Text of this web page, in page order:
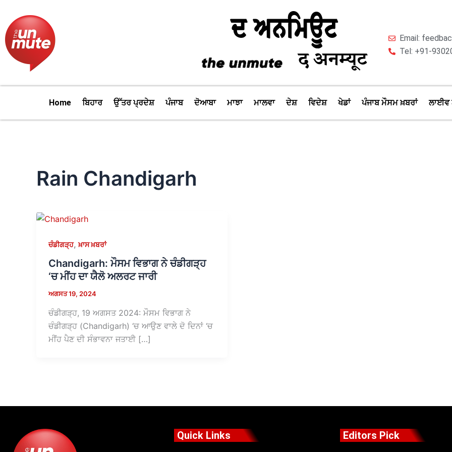
content
Email:
Tel: +91-
Home ਬਿਹਾਰ ਉੱਤਰ ਪ੍ਰਦੇਸ਼ ਪੰਜਾਬ ਦੋਆਬਾ ਮਾਝਾ ਮਾਲਵਾ ਦੇਸ਼ ਵਿਦੇਸ਼ ਖੇਡਾਂ ਪੰਜਾਬ ਮੌਸਮ ਖ਼ਬਰਾਂ ਲਾਈਵ
Rain Chandigarh
ਚੰਡੀਗੜ੍ਹ,ਖ਼ਾਸ ਖ਼ਬਰਾਂ
Chandigarh: ਮੌਸਮ ਵਿਭਾਗ ਨੇ ਚੰਡੀਗੜ੍ਹ
‘ਚ ਮੀਂਹ ਦਾ ਯੈਲੋ ਅਲਰਟ ਜਾਰੀ
ਅਗਸਤ 19, 2024
ਚੰਡੀਗੜ੍ਹ, 19 ਅਗਸਤ 2024: ਮੌਸਮ ਵਿਭਾਗ ਨੇ
ਚੰਡੀਗੜ੍ਹ (Chandigarh) ‘ਚ ਆਉਣ ਵਾਲੇ ਦੋ ਦਿਨਾਂ ‘ਚ
ਮੀਂਹ ਪੈਣ ਦੀ ਸੰਭਾਵਨਾ ਜਤਾਈ […]
Quick Links Editors Pick